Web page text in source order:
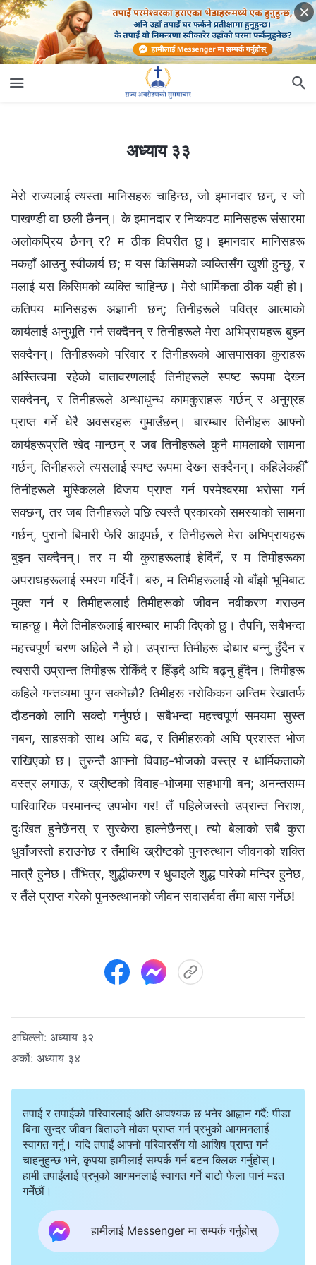
अध्याय ३३
मेरो राज्यलाई त्यस्ता मानिसहरू चाहिन्छ, जो इमानदार छन्, र जो
पाखण्डी वा छली छैनन्। के इमानदार र निष्कपट मानिसहरू संसारमा
अलोकप्रिय छैनन् र? म ठीक विपरीत छु। इमानदार मानिसहरू
मकहाँ आउनु स्वीकार्य छ; म यस किसिमको व्यक्तिसँग खुशी हुन्छु, र
मलाई यस किसिमको व्यक्ति चाहिन्छ। मेरो धार्मिकता ठीक यही हो।
कतिपय मानिसहरू अज्ञानी छन्; तिनीहरूले पवित्र आत्माको
कार्यलाई अनुभूति गर्न सक्दैनन् र तिनीहरूले मेरा अभिप्रायहरू बुझ्‍न
सक्दैनन्। तिनीहरूको परिवार र तिनीहरूको आसपासका कुराहरू
अस्तित्वमा रहेको वातावरणलाई तिनीहरूले स्पष्ट रूपमा देख्‍न
सक्दैनन्, र तिनीहरूले अन्धाधुन्ध कामकुराहरू गर्छन् र अनुग्रह
प्राप्त गर्ने धेरै अवसरहरू गुमाउँछन्। बारम्‍बार तिनीहरू आफ्‍नो
कार्यहरूप्रति खेद मान्छन् र जब तिनीहरूले कुनै मामलाको सामना
गर्छन्, तिनीहरूले त्यसलाई स्पष्ट रूपमा देख्‍न सक्दैनन्। कहिलेकहीँ
तिनीहरूले मुस्किलले विजय प्राप्त गर्न परमेश्‍वरमा भरोसा गर्न
सक्छन्, तर जब तिनीहरूले पछि त्यस्तै प्रकारको समस्याको सामना
गर्छन्, पुरानो बिमारी फेरि आइपर्छ, र तिनीहरूले मेरा अभिप्रायहरू
बुझ्‍न सक्दैनन्। तर म यी कुराहरूलाई हेर्दिनँ, र म तिमीहरूका
अपराधहरूलाई स्मरण गर्दिनँ। बरु, म तिमीहरूलाई यो बाँझो भूमिबाट
मुक्त गर्न र तिमीहरूलाई तिमीहरूको जीवन नवीकरण गराउन
चाहन्छु। मैले तिमीहरूलाई बारम्‍बार माफी दिएको छु। तैपनि, सबैभन्दा
महत्त्वपूर्ण चरण अहिले नै हो। उप्रान्त तिमीहरू दोधार बन्‍नु हुँदैन र
त्यसरी उप्रान्त तिमीहरू रोकिँदै र हिँड्दै अघि बढ्नु हुँदैन। तिमीहरू
कहिले गन्तव्यमा पुग्‍न सक्‍नेछौ? तिमीहरू नरोकिकन अन्तिम रेखातर्फ
दौडनको लागि सक्दो गर्नुपर्छ। सबैभन्दा महत्त्वपूर्ण समयमा सुस्त
नबन, साहसको साथ अघि बढ, र तिमीहरूको अघि प्रशस्त भोज
राखिएको छ। तुरुन्तै आफ्‍नो विवाह-भोजको वस्‍त्र र धार्मिकताको
वस्‍त्र लगाऊ, र ख्रीष्‍टको विवाह-भोजमा सहभागी बन; अनन्तसम्‍म
पारिवारिक परमानन्द उपभोग गर! तँ पहिलेजस्तो उप्रान्त निराश,
दुःखित हुनेछैनस् र सुस्केरा हाल्‍नेछैनस्। त्यो बेलाको सबै कुरा
धुवाँजस्तो हराउनेछ र तँमाथि ख्रीष्‍टको पुनरुत्थान जीवनको शक्ति
मात्रै हुनेछ। तँभित्र, शुद्धीकरण र धुवाइले शुद्ध पारेको मन्दिर हुनेछ,
र तैँले प्राप्त गरेको पुनरुत्थानको जीवन सदासर्वदा तँमा बास गर्नेछ!
अघिल्लो: अध्याय ३२
अर्को: अध्याय ३४
तपाई र तपाईको परिवारलाई अति आवश्यक छ भनेर आह्वान गर्दै: पीडा
बिना सुन्दर जीवन बिताउने मौका प्राप्त गर्न प्रभुको आगमनलाई
स्वागत गर्नु। यदि तपाईं आफ्नो परिवारसँग यो आशिष प्राप्त गर्न
चाहनुहुन्छ भने, कृपया हामीलाई सम्पर्क गर्न बटन क्लिक गर्नुहोस्।
हामी तपाईंलाई प्रभुको आगमनलाई स्वागत गर्ने बाटो फेला पार्न मद्दत
गर्नेछौं।
हामीलाई Messenger मा सम्पर्क गर्नुहोस्